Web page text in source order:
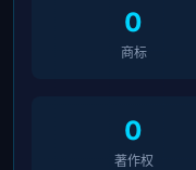
0
商标
0
著作权